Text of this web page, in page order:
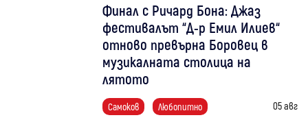
Финал с Ричард Бона: Джаз
фестивалът “Д-р Емил Илиев“
отново превърна Боровец в
музикалната столица на
лятото
Самоков Любопитно 05 авг